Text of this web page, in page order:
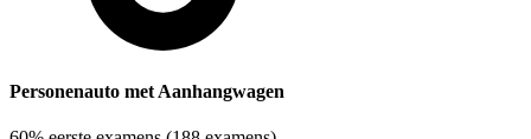
Personenauto met Aanhangwagen